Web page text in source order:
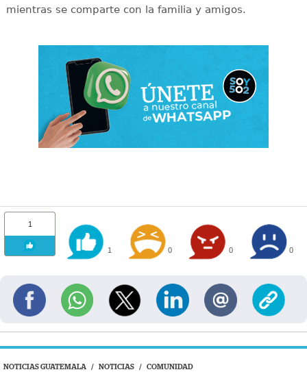
mientras se comparte con la familia y amigos.
1
1 0 0 0
NOTICIAS GUATEMALA / NOTICIAS / COMUNIDAD